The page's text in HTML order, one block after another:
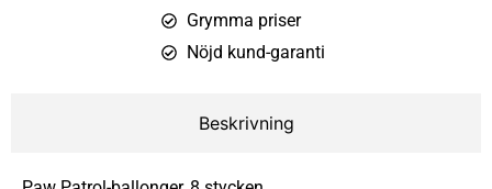
Grymma priser
Nöjd kund-garanti
Beskrivning